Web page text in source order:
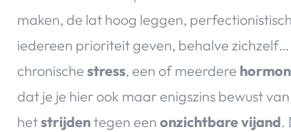
maken, de lat hoog leggen,
iedereen prioriteit geven, behalve
chronische stress, een of meerdere
dat je je hier ook maar enigszins bewust
hetstrijdentegen een onzichtbare vijand.